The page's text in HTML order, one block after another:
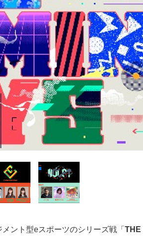
ント型eスポーツのシリーズ戦「 THE